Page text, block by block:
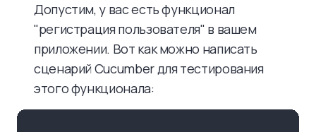
Допустим, у вас есть функционал
"регистрация пользователя" в вашем
приложении. Вот как можно написать
сценарий Cucumber для тестирования
этого функционала: